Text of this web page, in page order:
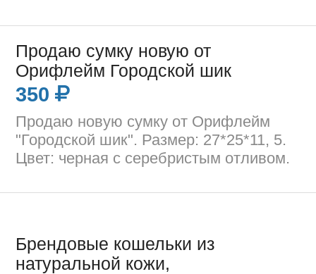
Продаю сумку новую от
Орифлейм Городской шик
350
Продаю новую сумку от Орифлейм
"Городской шик". Размер: 27*25*11, 5.
Цвет: черная с серебристым отливом.
Брендовые кошельки из
натуральной кожи,